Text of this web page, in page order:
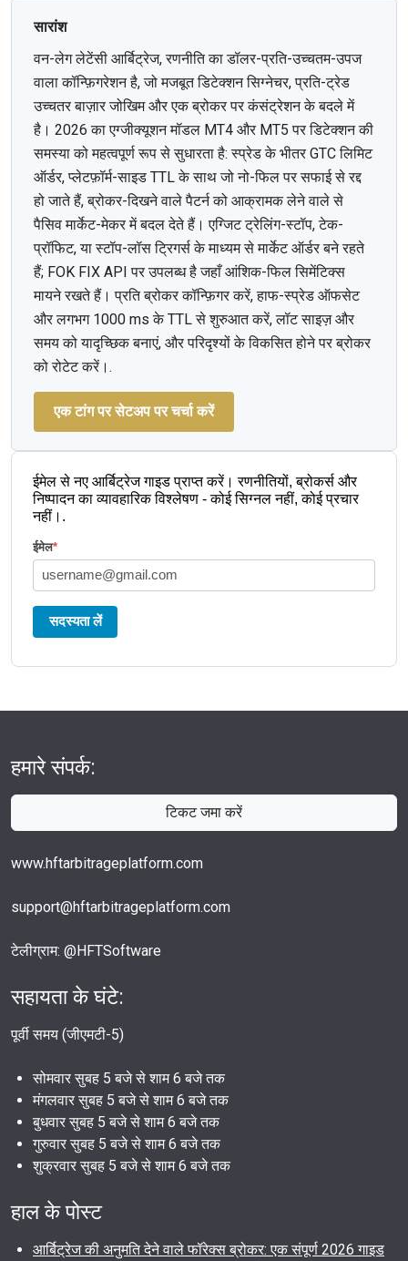
सारांश
वन-लेग लेटेंसी आर्बिट्रेज, रणनीति का डॉलर-प्रति-उच्चतम-उपज
वाला कॉन्फ़िगरेशन है, जो मजबूत डिटेक्शन सिग्नेचर, प्रति-ट्रेड
उच्चतर बाज़ार जोखिम और एक ब्रोकर पर कंसंट्रेशन के बदले में
है। 2026 का एग्जीक्यूशन मॉडल MT4 और MT5 पर डिटेक्शन की
समस्या को महत्वपूर्ण रूप से सुधारता है: स्प्रेड के भीतर GTC लिमिट
ऑर्डर, प्लेटफ़ॉर्म-साइड TTL के साथ जो नो-फिल पर सफाई से रद्द
हो जाते हैं, ब्रोकर-दिखने वाले पैटर्न को आक्रामक लेने वाले से
पैसिव मार्केट-मेकर में बदल देते हैं। एग्जिट ट्रेलिंग-स्टॉप, टेक-
प्रॉफिट, या स्टॉप-लॉस ट्रिगर्स के माध्यम से मार्केट ऑर्डर बने रहते
हैं; FOK FIX API पर उपलब्ध है जहाँ आंशिक-फिल सिमेंटिक्स
मायने रखते हैं। प्रति ब्रोकर कॉन्फ़िगर करें, हाफ-स्प्रेड ऑफसेट
और लगभग 1000 ms के TTL से शुरुआत करें, लॉट साइज़ और
समय को यादृच्छिक बनाएं, और परिदृश्यों के विकसित होने पर ब्रोकर
को रोटेट करें।.
एक टांग पर सेटअप पर चर्चा करें
ईमेल से नए आर्बिट्रेज गाइड प्राप्त करें। रणनीतियों, ब्रोकर्स और
निष्पादन का व्यावहारिक विश्लेषण - कोई सिग्नल नहीं, कोई प्रचार
नहीं।.
ईमेल*
सदस्यता लें
हमारे संपर्क:
टिकट जमा करें
www.hftarbitrageplatform.com
support@hftarbitrageplatform.com
टेलीग्राम: @HFTSoftware
सहायता के घंटे:
पूर्वी समय (जीएमटी-5)
सोमवार सुबह 5 बजे से शाम 6 बजे तक
मंगलवार सुबह 5 बजे से शाम 6 बजे तक
बुधवार सुबह 5 बजे से शाम 6 बजे तक
गुरुवार सुबह 5 बजे से शाम 6 बजे तक
शुक्रवार सुबह 5 बजे से शाम 6 बजे तक
हाल के पोस्ट
आर्बिट्रेज की अनुमति देने वाले फॉरेक्स ब्रोकर: एक संपूर्ण 2026 गाइड